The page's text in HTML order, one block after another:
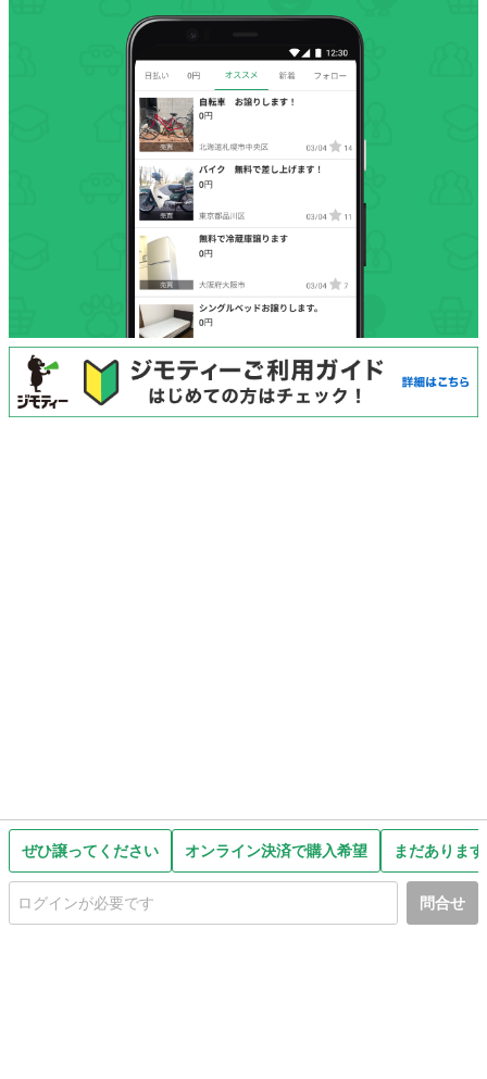
ぜひ譲ってください オンライン決済で購入希望 まだありま
問合せ